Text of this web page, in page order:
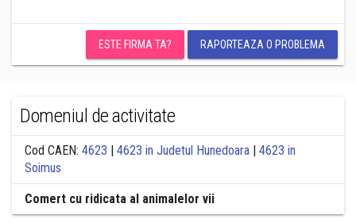
ESTE FIRMA TA? RAPORTEAZA O PROBLEMA
Domeniul de activitate
Cod CAEN: 4623 | 4623 in Judetul Hunedoara | 4623 in
Soimus
Comert cu ridicata al animalelor vii